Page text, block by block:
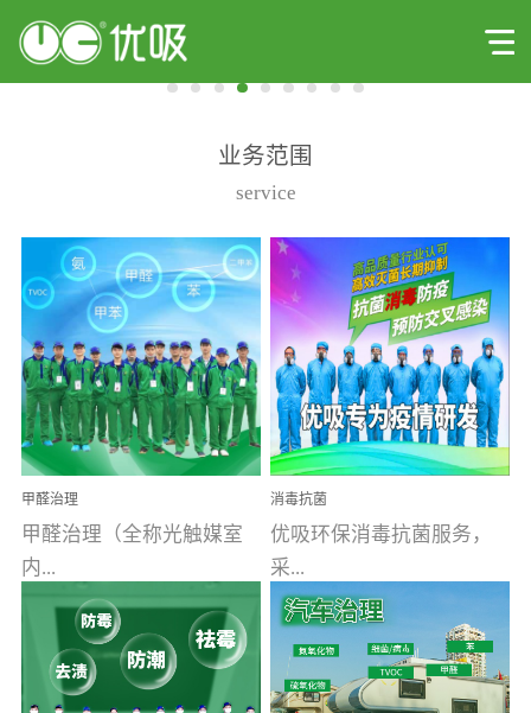
业务范围
service
甲醛治理
甲醛治理（全称光触媒室
内...
空气污染净化治理）工业
文明的进步，创造了多姿
消毒抗菌
优吸环保消毒抗菌服务，
采...
用行业公认奥维牌消毒
液，具备杀死人体冠状病